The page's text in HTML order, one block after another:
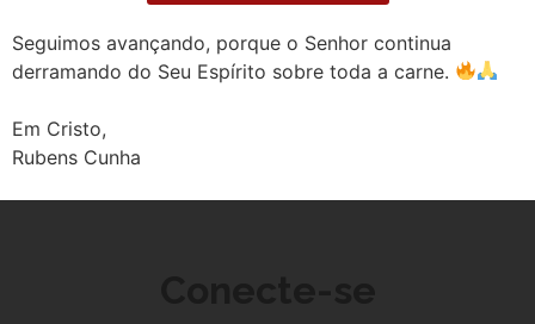
Seguimos avançando, porque o Senhor continua
derramando do Seu Espírito sobre toda a carne.
Em Cristo,
Rubens Cunha